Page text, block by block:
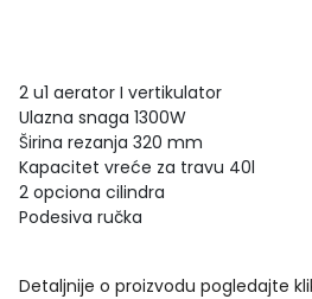
2 u1 aerator I vertikulator
Ulazna snaga 1300W
Širina rezanja 320 mm
Kapacitet vreće za travu 40l
2 opciona cilindra
Podesiva ručka
Detaljnije o proizvodu pogledajte